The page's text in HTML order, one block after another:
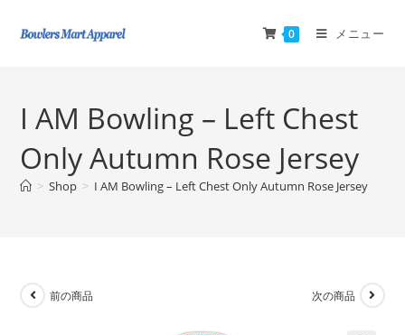
0 メニュー
I AM Bowling – Left Chest
Only Autumn Rose Jersey
> Shop > I AM Bowling – Left Chest Only Autumn Rose Jersey
前の商品 次の商品